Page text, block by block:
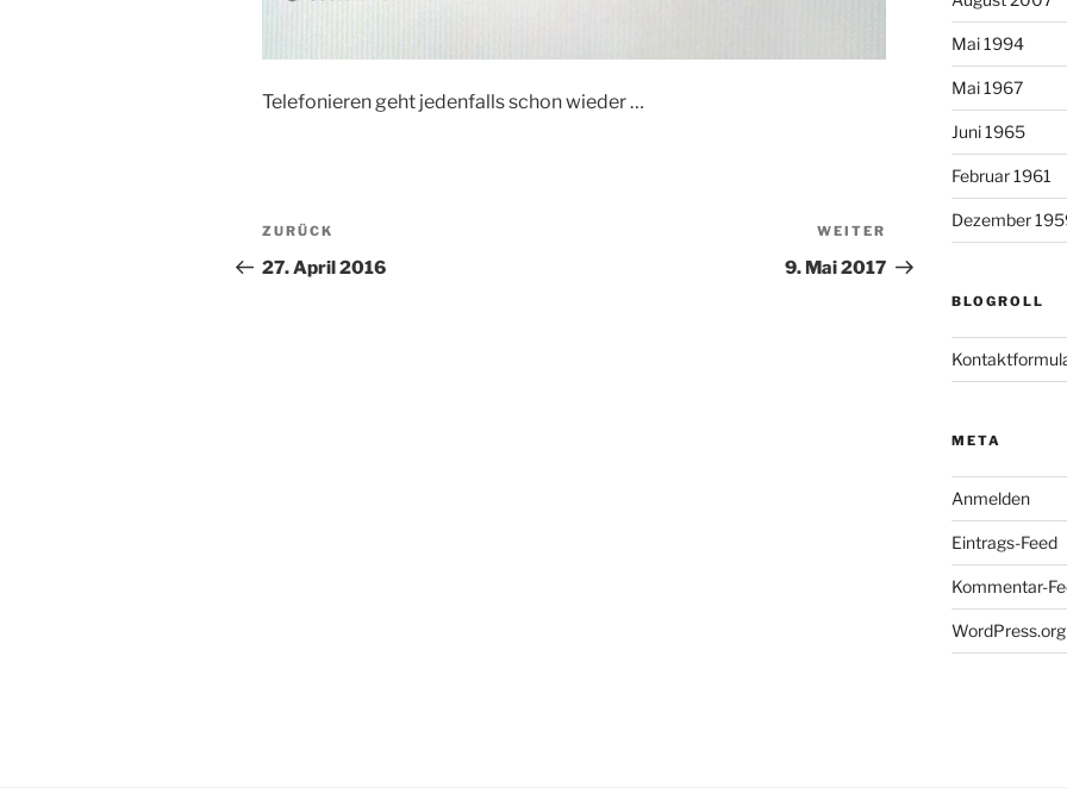
Telefonieren geht jedenfalls schon wieder …
Beitragsnavigation
Vorheriger
Beitrag
ZURÜCK
27. April 2016
Beitrag
WEITER
9. Mai 2017
Mai 1994
Mai 1967
Juni 1965
Februar 1961
Dezember
BLOGROLL
META
Anmelden
Eintrags-Feed
Kommentar-
WordPress.org